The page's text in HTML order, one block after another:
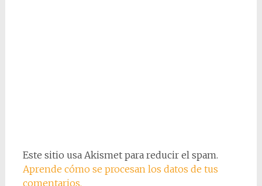
Este sitio usa Akismet para reducir el spam.
Aprende cómo se procesan los datos de tus
comentarios.